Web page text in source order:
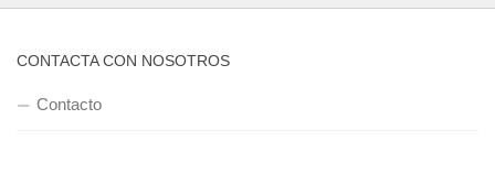
CONTACTA CON NOSOTROS
Contacto